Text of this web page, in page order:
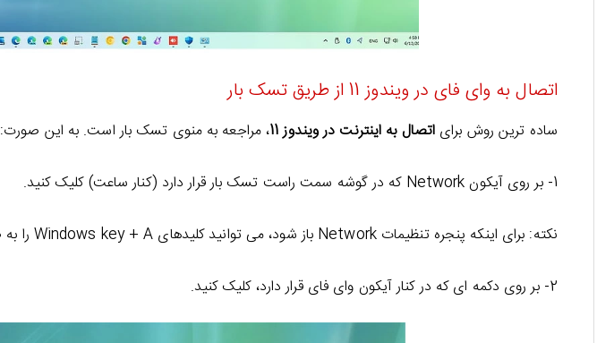
اتصال به وای فای در ویندوز 11 از طریق تسک بار
ساده ترین روش برای اتصال به اینترنت در ویندوز 11 ، مراجعه به منوی تسک بار است. به این صورت:
1- بر روی آیکون Network که در گوشه سمت راست تسک بار قرار دارد (کنار ساعت) کلیک کنید.
نکته: برای اینکه پنجره تنظیمات Network باز شود، می توانید کلیدهای Windows key + A را به صورت همزمان نگه دارید.
2- بر روی دکمه ای که در کنار آیکون وای فای قرار دارد، کلیک کنید.